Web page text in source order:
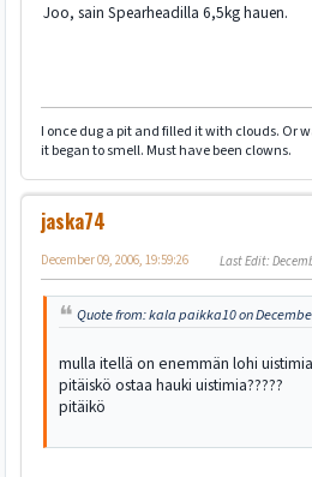
Joo, sain Spearheadilla 6,5kg hauen.
I once dug a pit and filled it with clouds. Or
it began to smell. Must have been clowns.
jaska74
December 09, 2006, 19:59:26 Last Edit:
Quote from: kala paikka10 on
mulla itellä on enemmän lohi
pitäiskö ostaa hauki uistimia?????
pitäikö